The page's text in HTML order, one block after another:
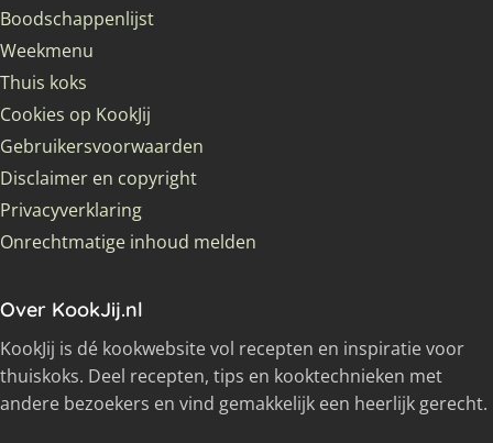
Boodschappenlijst
Weekmenu
Thuis koks
Cookies op KookJij
Gebruikersvoorwaarden
Disclaimer en copyright
Privacyverklaring
Onrechtmatige inhoud melden
Over KookJij.nl
KookJij is dé kookwebsite vol recepten en inspiratie voor
thuiskoks. Deel recepten, tips en kooktechnieken met
andere bezoekers en vind gemakkelijk een heerlijk gerecht.